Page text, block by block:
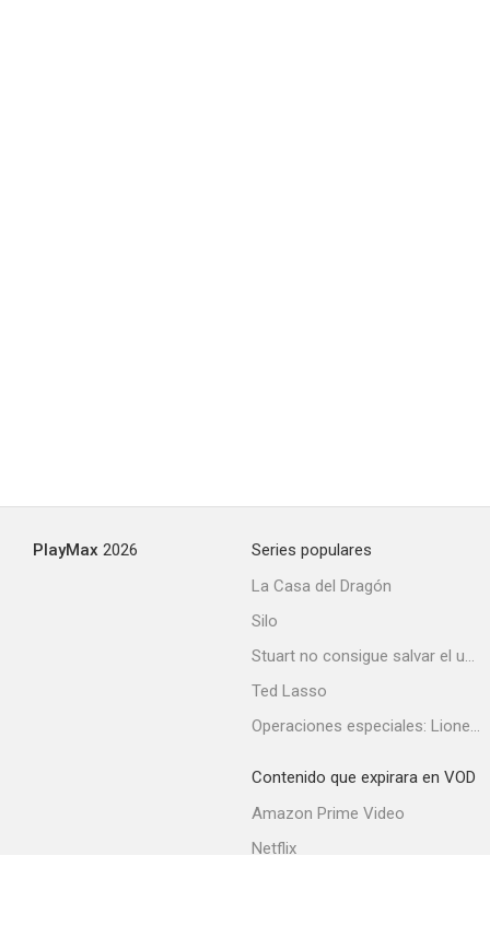
PlayMax 2026
Series populares
La Casa del Dragón
Silo
Stuart no consigue salvar el universo
Ted Lasso
Operaciones especiales: Lioness
Contenido que expirara en VOD
Amazon Prime Video
Netflix